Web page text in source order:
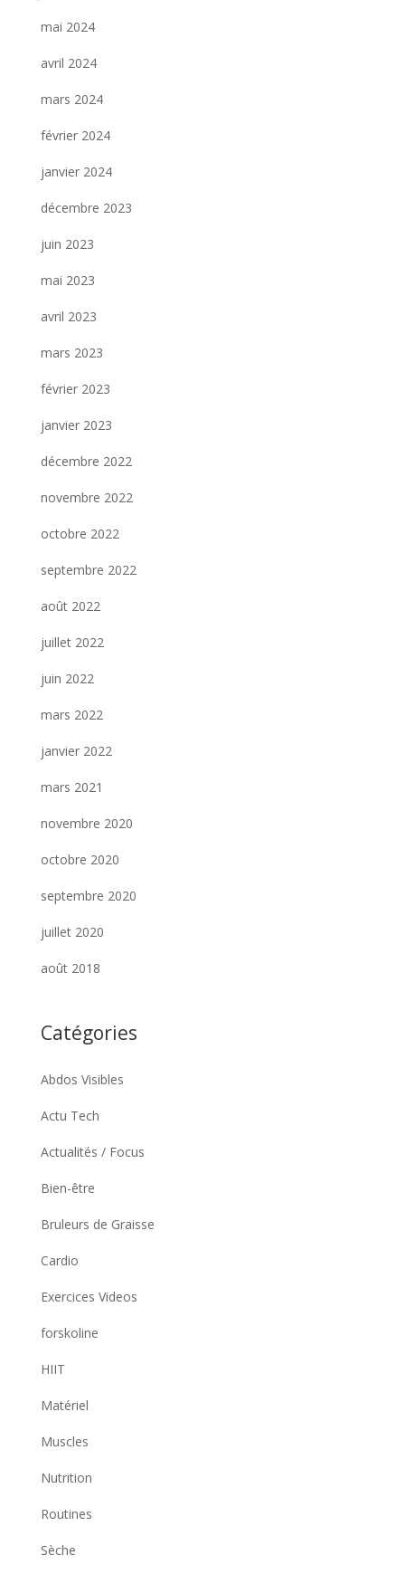
mai 2024
avril 2024
mars 2024
février 2024
janvier 2024
décembre 2023
juin 2023
mai 2023
avril 2023
mars 2023
février 2023
janvier 2023
décembre 2022
novembre 2022
octobre 2022
septembre 2022
août 2022
juillet 2022
juin 2022
mars 2022
janvier 2022
mars 2021
novembre 2020
octobre 2020
septembre 2020
juillet 2020
août 2018
Catégories
Abdos Visibles
Actu Tech
Actualités / Focus
Bien-être
Bruleurs de Graisse
Cardio
Exercices Videos
forskoline
HIIT
Matériel
Muscles
Nutrition
Routines
Sèche